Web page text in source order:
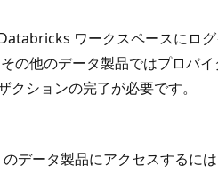
ワークスペースにロ
の他のデータ製品ではプロバ
ションの完了が必要です。
データ製品にアクセスするに